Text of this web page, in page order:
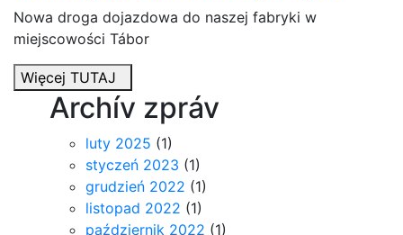
Nowa droga dojazdowa do naszej fabryki w
miejscowości Tábor
Więcej TUTAJ
Archív zpráv
luty 2025 (1)
styczeń 2023 (1)
grudzień 2022 (1)
listopad 2022 (1)
październik 2022 (1)